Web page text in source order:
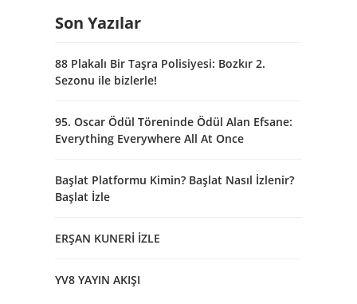
Son Yazılar
88 Plakalı Bir Taşra Polisiyesi: Bozkır 2.
Sezonu ile bizlerle!
95. Oscar Ödül Töreninde Ödül Alan Efsane:
Everything Everywhere All At Once
Başlat Platformu Kimin? Başlat Nasıl İzlenir?
Başlat İzle
ERŞAN KUNERİ İZLE
YV8 YAYIN AKIŞI